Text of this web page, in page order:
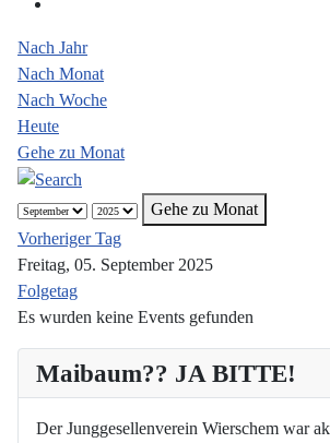
Maibaum?? JA BITTE!
Der Junggesellenverein Wierschem war
Nach Jahr
Nach Monat
Nach Woche
Heute
Gehe zu Monat
Gehe zu Monat
Vorheriger Tag
Freitag, 05. September 2025
Folgetag
Es wurden keine Events gefunden